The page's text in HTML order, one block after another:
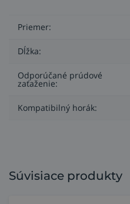
Priemer:
Dĺžka:
Odporúčané prúdové
zaťaženie:
Kompatibilný horák:
Súvisiace produkty